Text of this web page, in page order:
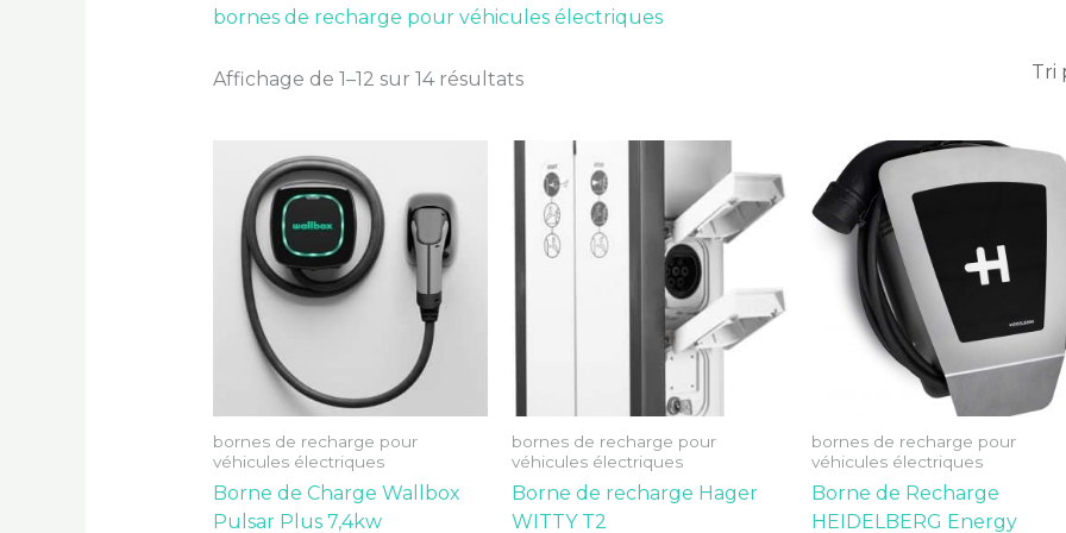
bornes de recharge pour véhicules électriques
Affichage de 1–12 sur 14 résultats
bornes de recharge pour
véhicules électriques
Borne de Charge Wallbox
Pulsar Plus 7,4kw
bornes de recharge pour
véhicules électriques
Borne de recharge Hager
WITTY T2
bornes de recharge pour
véhicules électriques
Borne de Recharge
HEIDELBERG Energy